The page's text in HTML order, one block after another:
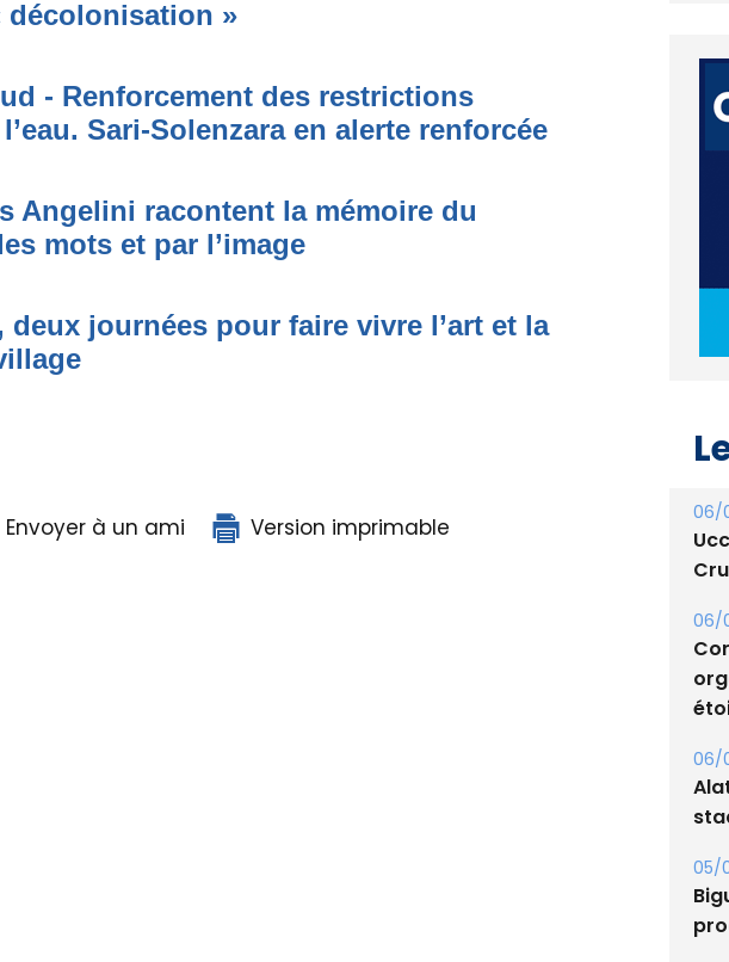
décolonisation »
- Renforcement des restrictions
Sari-Solenzara en alerte renforcée
Angelini racontent la mémoire du
mots et par l’image
deux journées pour faire vivre l’art et la
Envoyer à un ami Version imprimable
06/
06/
06/
05/